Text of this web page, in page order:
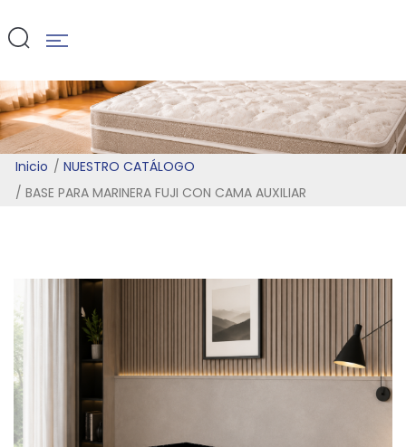
Inicio
NUESTRO CATÁLOGO
BASE PARA MARINERA FUJI CON CAMA AUXILIAR